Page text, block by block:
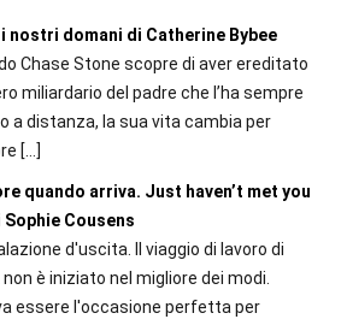
nostri domani di Catherine Bybee
Chase Stone scopre di aver ereditato
miliardario del padre che l’ha sempre
a distanza, la sua vita cambia per
[…]
quando arriva. Just haven’t met you
Sophie Cousens
d'uscita. Il viaggio di lavoro di
non è iniziato nel migliore dei modi.
essere l'occasione perfetta per